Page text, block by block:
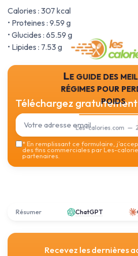
Calories : 307 kcal
• Proteines : 9.59 g
• Glucides : 65.59 g
• Lipides : 7.53 g
Le guide des
régimes pour
poids
Les-calories.com —
Téléchargez
*En remplissant ce formulaire,
des fins commerciales par Les-
partenaires.
Résumer ChatGPT
Recevez les dernières